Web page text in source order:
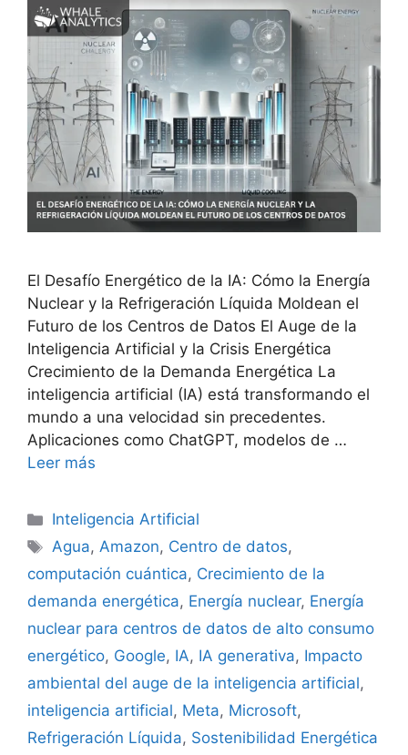
El Desafío Energético de la IA: Cómo la Energía
Nuclear y la Refrigeración Líquida Moldean el
Futuro de los Centros de Datos El Auge de la
Inteligencia Artificial y la Crisis Energética
Crecimiento de la Demanda Energética La
inteligencia artificial (IA) está transformando el
mundo a una velocidad sin precedentes.
Aplicaciones como ChatGPT, modelos de …
Leer más
Categorías
Inteligencia Artificial
Etiquetas
Agua,Amazon, Centro de datos,
computación cuántica, Crecimiento de la
demanda energética, Energía nuclear, Energía
nuclear para centros de datos de alto consumo
energético, Google, IA, IA generativa, Impacto
ambiental del auge de la inteligencia artificial,
inteligencia artificial, Meta, Microsoft,
Refrigeración Líquida, Sostenibilidad Energética